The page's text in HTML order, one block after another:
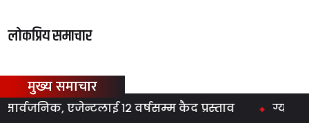
लोकप्रिय समाचार
मुख्य समाचार
एजेन्टलाई १२ वर्षसम्म कैद प्रस्ताव ग्यास